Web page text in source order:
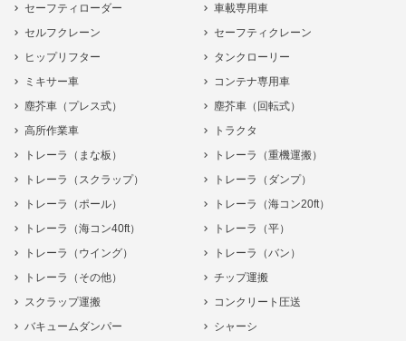
セーフティローダー
車載専用車
セルフクレーン
セーフティクレーン
ヒップリフター
タンクローリー
ミキサー車
コンテナ専用車
塵芥車（プレス式）
塵芥車（回転式）
高所作業車
トラクタ
トレーラ（まな板）
トレーラ（重機運搬）
トレーラ（スクラップ）
トレーラ（ダンプ）
トレーラ（ポール）
トレーラ（海コン20ft）
トレーラ（海コン40ft）
トレーラ（平）
トレーラ（ウイング）
トレーラ（バン）
トレーラ（その他）
チップ運搬
スクラップ運搬
コンクリート圧送
バキュームダンパー
シャーシ